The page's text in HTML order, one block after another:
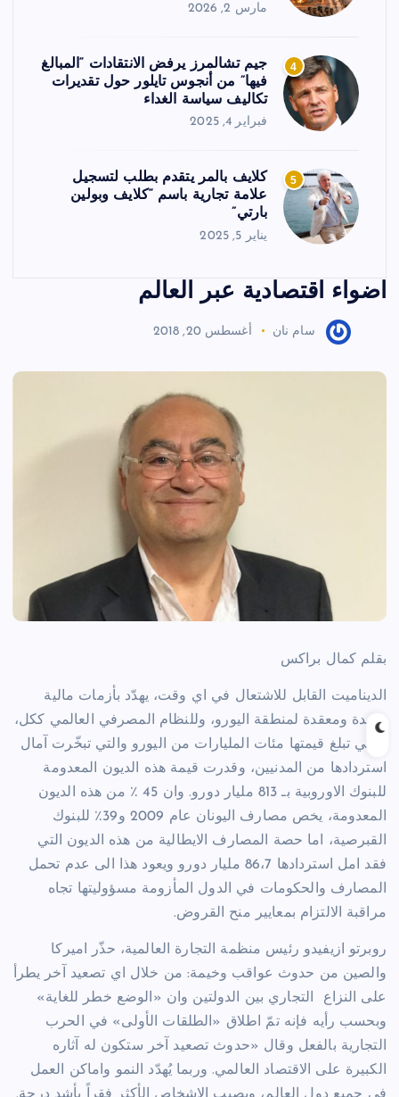
مارس 2, 2026
4
جيم تشالمرز يرفض الانتقادات “المبالغ
فيها” من أنجوس تايلور حول تقديرات
تكاليف سياسة الغداء
فبراير 4, 2025
5
كلايف بالمر يتقدم بطلب لتسجيل
علامة تجارية باسم “كلايف وبولين
بارتي”
يناير 5, 2025
اضواء اقتصادية عبر العالم
سام نان أغسطس 20, 2018
بقلم كمال براكس
الديناميت القابل للاشتعال في اي وقت، يهدّد بأزمات مالية
جديدة ومعقدة لمنطقة اليورو، وللنظام المصرفي العالمي ككل،
والتي تبلغ قيمتها مئات المليارات من اليورو والتي تبخّرت آمال
استردادها من المدنيين، وقدرت قيمة هذه الديون المعدومة
للبنوك الاوروبية بـ 813 مليار دورو. وان 45 ٪ من هذه الديون
المعدومة، يخص مصارف اليونان عام 2009 و39٪ للبنوك
القبرصية، اما حصة المصارف الايطالية من هذه الديون التي
فقد امل استردادها 86،7 مليار دورو ويعود هذا الى عدم تحمل
المصارف والحكومات في الدول المأزومة مسؤوليتها تجاه
مراقبة الالتزام بمعايير منح القروض.
روبرتو ازيفيدو رئيس منظمة التجارة العالمية، حذّر اميركا
والصين من حدوث عواقب وخيمة: من خلال اي تصعيد آخر يطرأ
على النزاع
التجاري بين الدولتين وان «الوضع خطر للغاية»
وبحسب رأيه فإنه تمّ اطلاق «الطلقات الأولى» في الحرب
التجارية بالفعل وقال «حدوث تصعيد آخر ستكون له آثاره
الكبيرة على الاقتصاد العالمي. وربما يُهدّد النمو واماكن العمل